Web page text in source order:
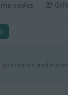
codes 🎁
and